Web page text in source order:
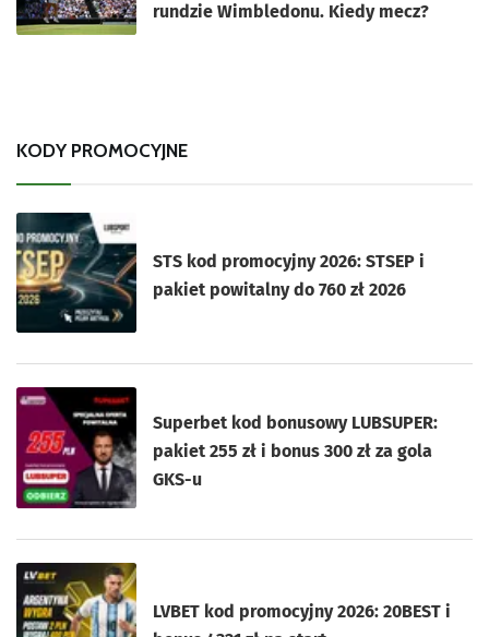
rundzie Wimbledonu. Kiedy mecz?
KODY PROMOCYJNE
STS kod promocyjny 2026: STSEP i
pakiet powitalny do 760 zł 2026
Superbet kod bonusowy LUBSUPER:
pakiet 255 zł i bonus 300 zł za gola
GKS-u
LVBET kod promocyjny 2026: 20BEST i